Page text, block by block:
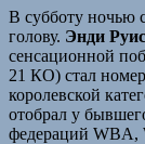
В субботу ночью
голову. Энди
сенсационной
21 КО) стал
королевской
отобрал у
федераций WBA,